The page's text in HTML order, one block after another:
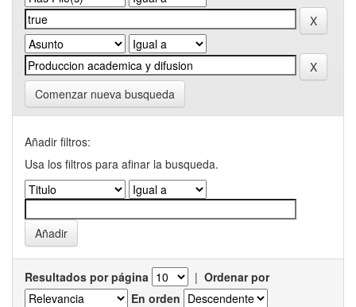
Comenzar nueva busqueda
Añadir filtros:
Usa los filtros para afinar la busqueda.
Resultados por página | Ordenar por
En orden